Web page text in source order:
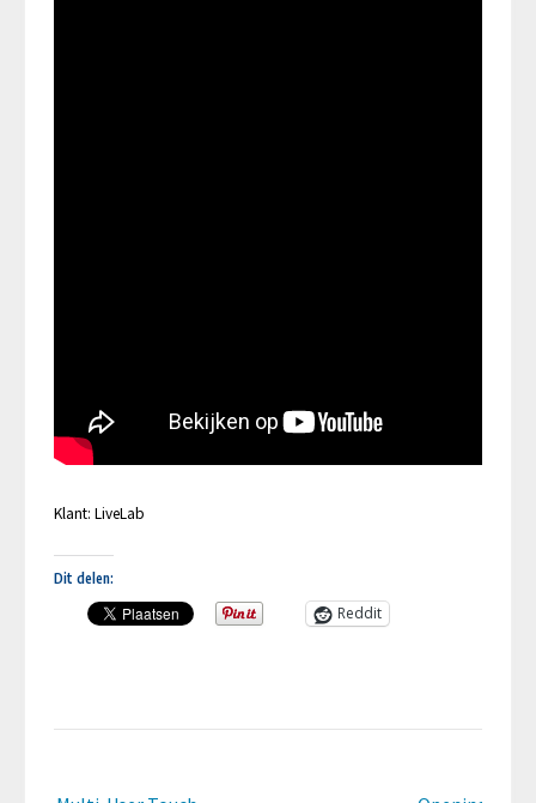
Klant: LiveLab
Dit delen:
Reddit
Bericht